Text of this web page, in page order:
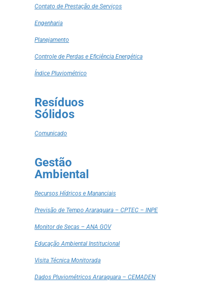
Contato de Prestação de Serviços
Engenharia
Planejamento
Controle de Perdas e Eficiência Energética
Índice Pluviométrico
Resíduos
Sólidos
Comunicado
Gestão
Ambiental
Recursos Hídricos e Mananciais
Previsão de Tempo Araraquara – CPTEC – INPE
Monitor de Secas – ANA GOV
Educação Ambiental Institucional
Visita Técnica Monitorada
Dados Pluviométricos Araraquara – CEMADEN